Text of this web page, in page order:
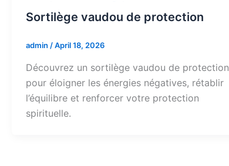
Sortilège vaudou de protection
admin /April 18, 2026
Découvrez un sortilège vaudou de protection
pour éloigner les énergies négatives, rétablir
l’équilibre et renforcer votre protection
spirituelle.